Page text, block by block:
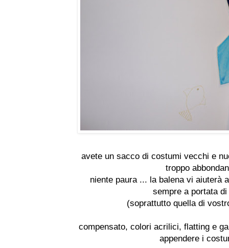
avete un sacco di costumi vecchi e
troppo
niente paura ... la balena vi aiuterà
sempre a portata di
(soprattutto quella di
compensato, colori acrilici, flatting e
appendere i